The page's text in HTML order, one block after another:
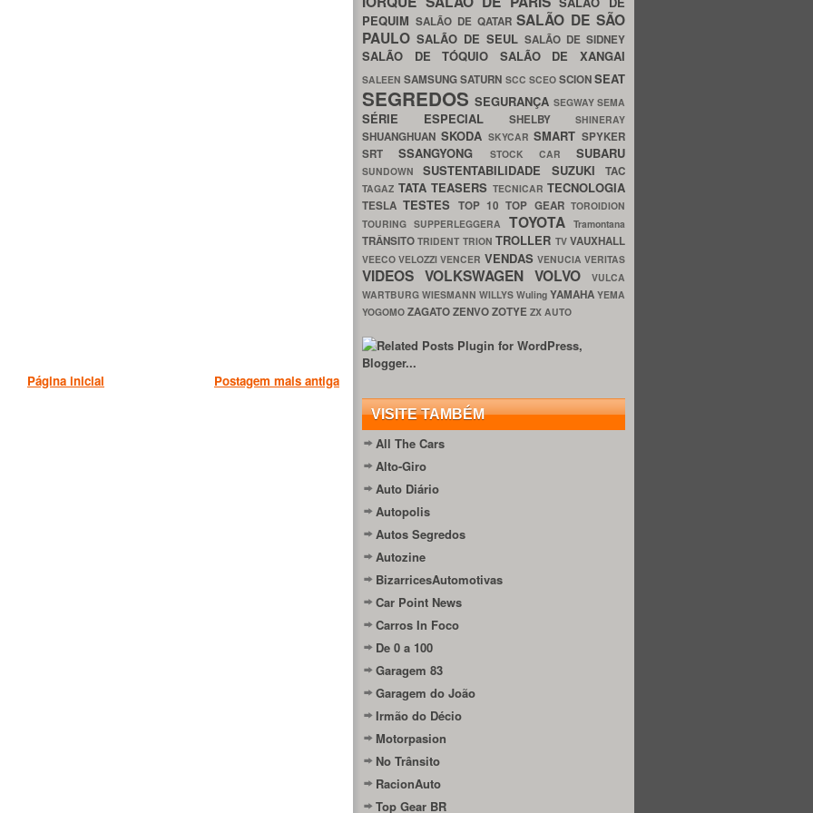
Postagem mais antiga
Página inicial
PEQUIM SALÃO DE QATARSALÃO DE SÃO
PAULO SALÃO DE SEUL SALÃO DE SIDNEY
SALÃO DE TÓQUIO SALÃO DE XANGAI
SALEENSAMSUNGSATURN SCC SCEO SCIONSEAT
SEGREDOSSEGURANÇA SEGWAYSEMA
SÉRIE ESPECIAL SHELBY SHINERAY
SHUANGHUAN SKODA SKYCARSMART SPYKER
SRTSSANGYONG STOCK CAR SUBARU
SUNDOWNSUSTENTABILIDADE SUZUKITAC
TAGAZ TATA TEASERS TECNICAR TECNOLOGIA
TESLATESTES TOP 10TOP GEARTOROIDION
TOURING SUPPERLEGGERA TOYOTATramontana
TRÂNSITOTRIDENT TRIONTROLLER TVVAUXHALL
VEECOVELOZZIVENCER VENDAS VENUCIAVERITAS
VIDEOS VOLKSWAGEN VOLVO
VULCA
WARTBURG WIESMANN WILLYS Wuling YAMAHA YEMA
YOGOMO ZAGATOZENVOZOTYE ZX AUTO
VISITE TAMBÉM
All The Cars
Alto-Giro
Auto Diário
Autopolis
Autos Segredos
Autozine
BizarricesAutomotivas
Car Point News
Carros In Foco
De 0 a 100
Garagem 83
Garagem do João
Irmão do Décio
Motorpasion
No Trânsito
RacionAuto
Top Gear BR